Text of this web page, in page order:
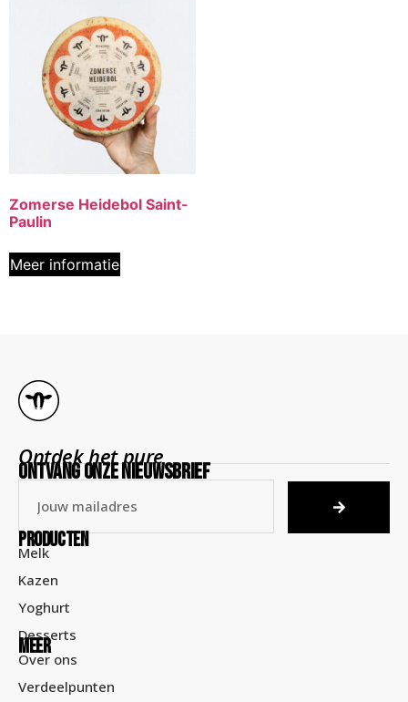
Zomerse Heidebol Saint-
Paulin
Meer informatie
Ontdek het pure
ontvang onze nieuwsbrief
Producten
Melk
Kazen
Yoghurt
Desserts
Meer
Over ons
Verdeelpunten